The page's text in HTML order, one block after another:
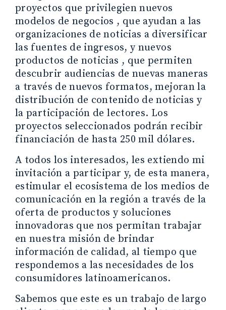
proyectos que privilegien nuevos
modelos de negocios , que ayudan a las
organizaciones de noticias a diversificar
las fuentes de ingresos, y nuevos
productos de noticias , que permiten
descubrir audiencias de nuevas maneras
a través de nuevos formatos, mejoran la
distribución de contenido de noticias y
la participación de lectores. Los
proyectos seleccionados podrán recibir
financiación de hasta 250 mil dólares.
A todos los interesados, les extiendo mi
invitación a participar y, de esta manera,
estimular el ecosistema de los medios de
comunicación en la región a través de la
oferta de productos y soluciones
innovadoras que nos permitan trabajar
en nuestra misión de brindar
información de calidad, al tiempo que
respondemos a las necesidades de los
consumidores latinoamericanos.
Sabemos que este es un trabajo de largo